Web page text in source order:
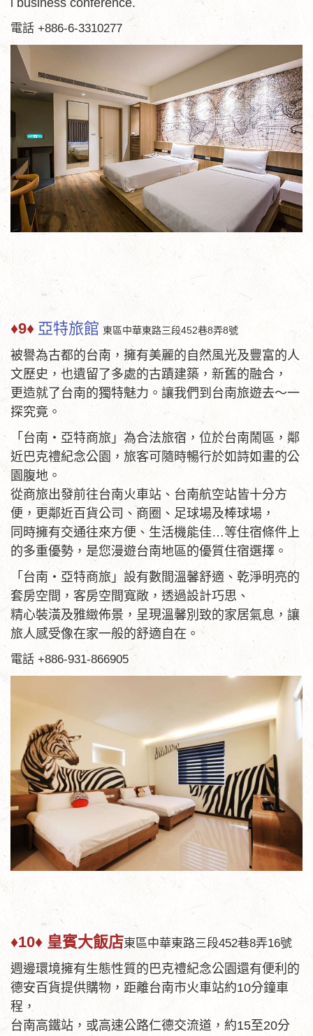
l business conference.
電話 +886-6-3310277
♦9♦ 亞特旅館 東區中華東路三段452巷8弄8號
被譽為古都的台南，擁有美麗的自然風光及豐富的人
文歷史，也遺留了多處的古蹟建築，新舊的融合，
更造就了台南的獨特魅力。讓我們到台南旅遊去～一
探究竟。
「台南‧亞特商旅」為合法旅宿，位於台南鬧區，鄰
近巴克禮紀念公園，旅客可隨時暢行於如詩如畫的公
園腹地。
從商旅出發前往台南火車站、台南航空站皆十分方
便，更鄰近百貨公司、商圈、足球場及棒球場，
同時擁有交通往來方便、生活機能佳…等住宿條件上
的多重優勢，是您漫遊台南地區的優質住宿選擇。
「台南‧亞特商旅」設有數間溫馨舒適、乾淨明亮的
套房空間，客房空間寬敞，透過設計巧思、
精心裝潢及雅緻佈景，呈現溫馨別致的家居氣息，讓
旅人感受像在家一般的舒適自在。
電話 +886-931-866905
♦10♦ 皇賓大飯店東區中華東路三段452巷8弄16號
週邊環境擁有生態性質的巴克禮紀念公園還有便利的
德安百貨提供購物，距離台南市火車站約10分鐘車
程，
台南高鐵站，或高速公路仁德交流道，約15至20分